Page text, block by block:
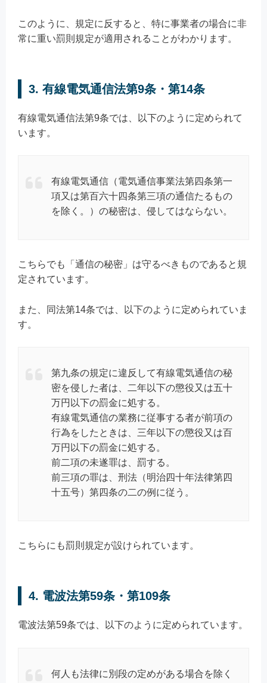
このように、規定に反すると、特に事業者の場合に非
常に重い罰則規定が適用されることがわかります。
3. 有線電気通信法第9条・第14条
有線電気通信法第9条では、以下のように定められて
います。
有線電気通信（電気通信事業法第四条第一
項又は第百六十四条第三項の通信たるもの
を除く。）の秘密は、侵してはならない。
こちらでも「通信の秘密」は守るべきものであると規
定されています。
また、同法第14条では、以下のように定められていま
す。
第九条の規定に違反して有線電気通信の秘
密を侵した者は、二年以下の懲役又は五十
万円以下の罰金に処する。
有線電気通信の業務に従事する者が前項の
行為をしたときは、三年以下の懲役又は百
万円以下の罰金に処する。
前二項の未遂罪は、罰する。
前三項の罪は、刑法（明治四十年法律第四
十五号）第四条の二の例に従う。
こちらにも罰則規定が設けられています。
4. 電波法第59条・第109条
電波法第59条では、以下のように定められています。
何人も法律に別段の定めがある場合を除く